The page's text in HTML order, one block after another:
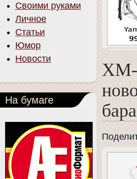
Своими руками
Личное
Статьи
Юмор
Новости
На бумаге